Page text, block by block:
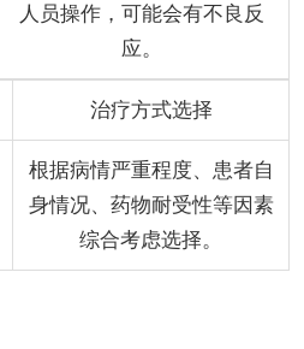
人员操作，可能会有不良反
应。
治疗方式选择
根据病情严重程度、患者自
身情况、药物耐受性等因素
综合考虑选择。